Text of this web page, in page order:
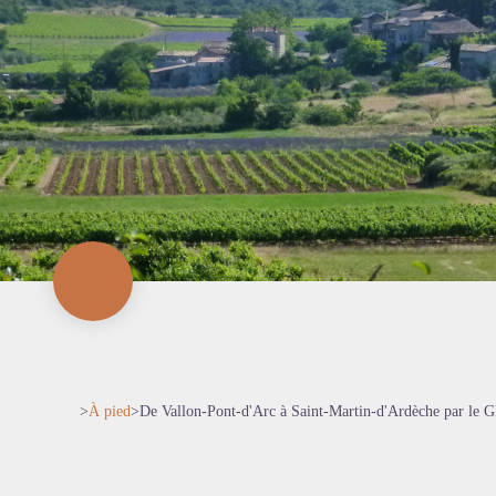
>À pied>De Vallon-Pont-d'Arc à Saint-Martin-d'Ardèche par le